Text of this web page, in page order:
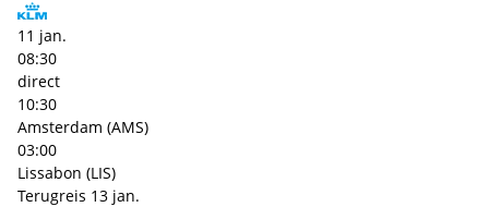
11 jan.
08:30
direct
10:30
Amsterdam (AMS)
03:00
Lissabon (LIS)
Terugreis 13 jan.